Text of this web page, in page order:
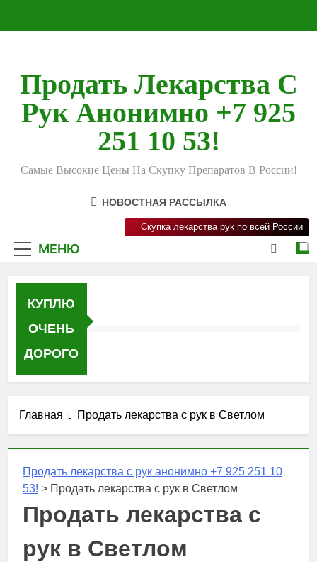
Продать Лекарства С
Рук Анонимно +7 925
251 10 53!
Самые Высокие Цены На Скупку Препаратов В России!
НОВОСТНАЯ РАССЫЛКА
МЕНЮ
Скупка лекарства рук по всей России
КУПЛЮ
ОЧЕНЬ
ДОРОГО
Главная Продать лекарства с рук в Светлом
Продать лекарства с рук анонимно +7 925 251 10
53! > Продать лекарства с рук в Светлом
Продать лекарства с
рук в Светлом